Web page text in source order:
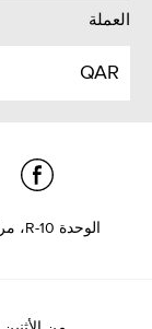
العملة
QAR